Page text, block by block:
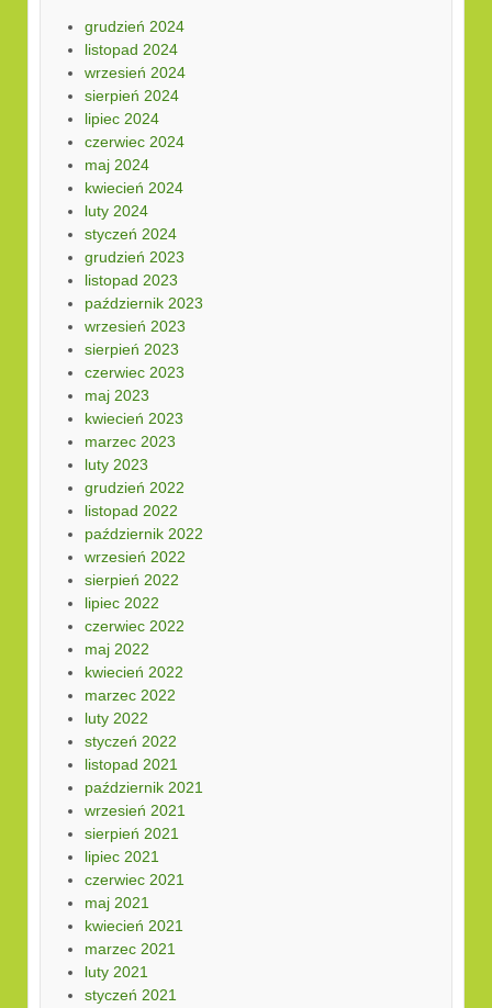
grudzień 2024
listopad 2024
wrzesień 2024
sierpień 2024
lipiec 2024
czerwiec 2024
maj 2024
kwiecień 2024
luty 2024
styczeń 2024
grudzień 2023
listopad 2023
październik 2023
wrzesień 2023
sierpień 2023
czerwiec 2023
maj 2023
kwiecień 2023
marzec 2023
luty 2023
grudzień 2022
listopad 2022
październik 2022
wrzesień 2022
sierpień 2022
lipiec 2022
czerwiec 2022
maj 2022
kwiecień 2022
marzec 2022
luty 2022
styczeń 2022
listopad 2021
październik 2021
wrzesień 2021
sierpień 2021
lipiec 2021
czerwiec 2021
maj 2021
kwiecień 2021
marzec 2021
luty 2021
styczeń 2021